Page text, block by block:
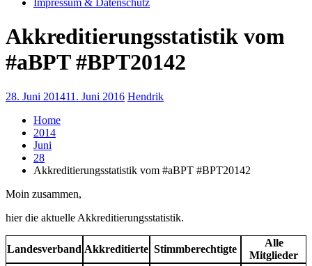
Impressum & Datenschutz
Akkreditierungsstatistik vom
#aBPT #BPT20142
28. Juni 201411. Juni 2016 Hendrik
Home
2014
Juni
28
Akkreditierungsstatistik vom #aBPT #BPT20142
Moin zusammen,
hier die aktuelle Akkreditierungsstatistik.
Landesverband Akkreditierte Stimmberechtigte
Alle
Mitglieder